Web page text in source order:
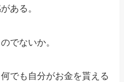
ある。
でないか。
でも自分がお金を貰える